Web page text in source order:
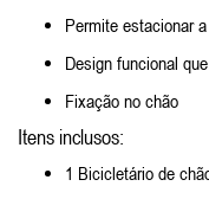
Permite estacionar
Design funcional
Fixação no chão
Itens inclusos:
1 Bicicletário de